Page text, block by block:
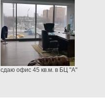
сдаю офис 45 кв.м. в БЦ "А"